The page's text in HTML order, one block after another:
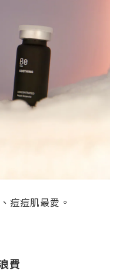
痘痘肌最愛。
費